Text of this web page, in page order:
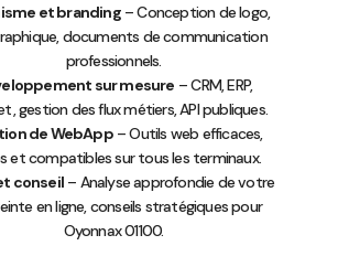
et branding– Conception de logo,
documents de communication
professionnels.
sur mesure – CRM, ERP,
gestion des flux métiers, API publiques.
de WebApp– Outils web efficaces,
et compatibles sur tous les terminaux.
conseil – Analyse approfondie de votre
en ligne, conseils stratégiques pour
Oyonnax 01100.